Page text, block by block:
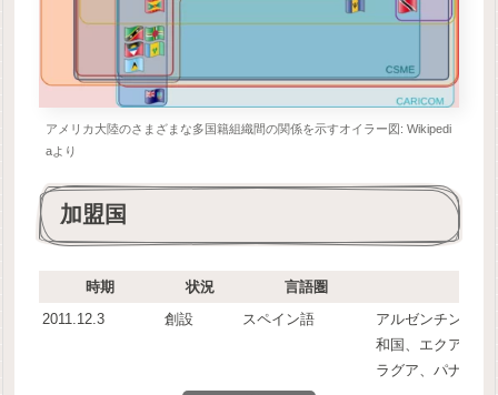
アメリカ大陸のさまざまな多国籍組織間の関係を示すオイラー図: Wikipedi
aより
加盟国
時期 状況
言語圏
2011.12.3
創設 スペイン語
アルゼンチン、ボ
和国、エクアドル
ラグア、パナマ、